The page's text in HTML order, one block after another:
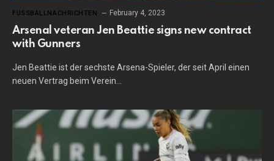
FUSSBALLNACHRICHTEN February 4, 2023
Arsenal veteran Jen Beattie signs new contract
with Gunners
Jen Beattie ist der sechste Arsena-Spieler, der seit April einen
neuen Vertrag beim Verein…